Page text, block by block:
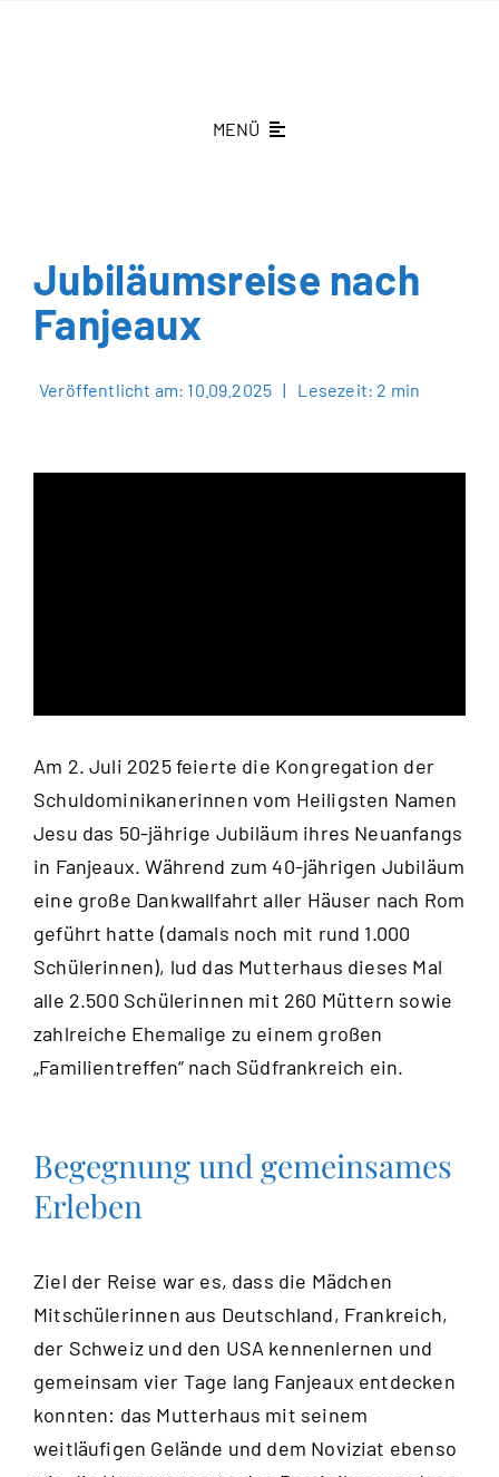
MENÜ
Schönenberg fördern
Jubiläumsreise nach
Fanjeaux
Veröffentlicht am: 10.09.2025 | Lesezeit: 2 min
Am 2. Juli 2025 feierte die Kongregation der
Schuldominikanerinnen vom Heiligsten Namen
Jesu das 50-jährige Jubiläum ihres Neuanfangs
in Fanjeaux. Während zum 40-jährigen Jubiläum
eine große Dankwallfahrt aller Häuser nach Rom
geführt hatte (damals noch mit rund 1.000
Schülerinnen), lud das Mutterhaus dieses Mal
alle 2.500 Schülerinnen mit 260 Müttern sowie
zahlreiche Ehemalige zu einem großen
„Familientreffen“ nach Südfrankreich ein.
Begegnung und gemeinsames
Erleben
Ziel der Reise war es, dass die Mädchen
Mitschülerinnen aus Deutschland, Frankreich,
der Schweiz und den USA kennenlernen und
gemeinsam vier Tage lang Fanjeaux entdecken
konnten: das Mutterhaus mit seinem
weitläufigen Gelände und dem Noviziat ebenso